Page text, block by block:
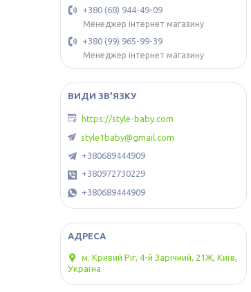
+380 (68) 944-49-09
Менеджер інтернет магазину
+380 (99) 965-99-39
Менеджер інтернет магазину
https://style-baby.com
style1baby@gmail.com
+380689444909
+380972730229
+380689444909
м. Кривий Ріг, 4-й Зарічний, 21Ж, Київ,
Україна